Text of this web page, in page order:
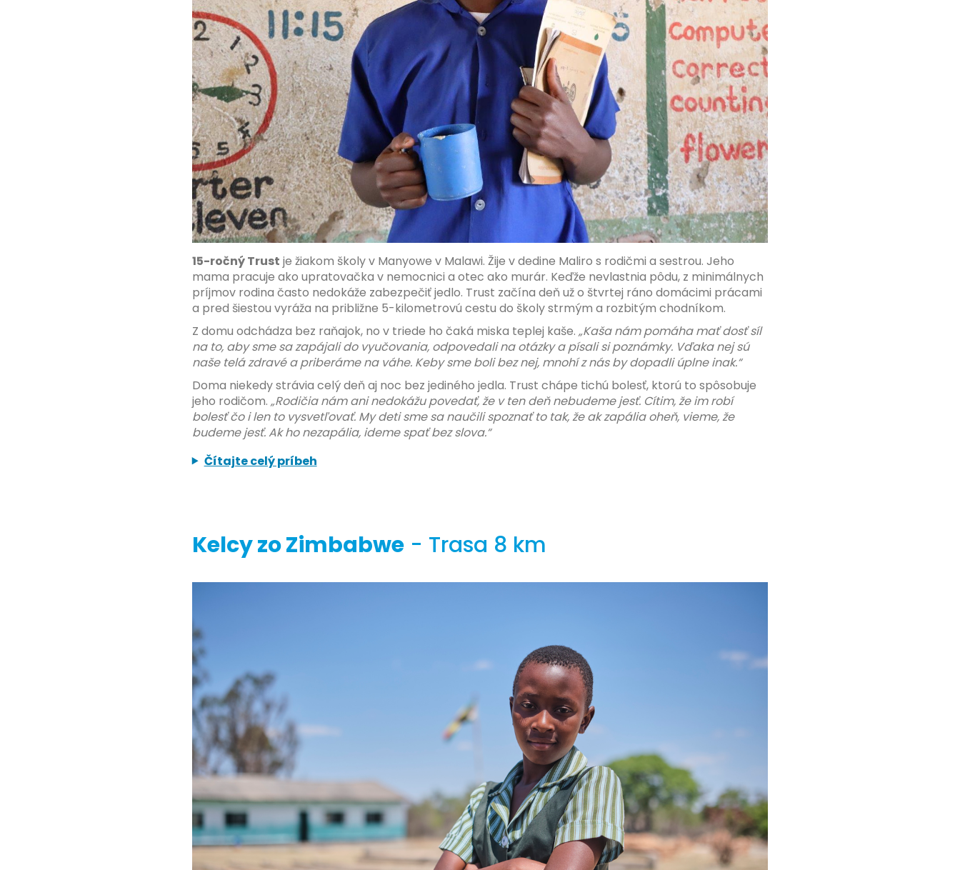
15-ročný Trust je žiakom školy v Manyowe v Malawi. Žije v dedine Maliro s rodičmi a sestrou. Jeho
mama pracuje ako upratovačka v nemocnici a otec ako murár. Keďže nevlastnia pôdu, z minimálnych
príjmov rodina často nedokáže zabezpečiť jedlo. Trust začína deň už o štvrtej ráno domácimi prácami
a pred šiestou vyráža na približne 5-kilometrovú cestu do školy strmým a rozbitým chodníkom.
Z domu odchádza bez raňajok, no v triede ho čaká miska teplej kaše. „Kaša nám pomáha mať dosť síl
na to, aby sme sa zapájali do vyučovania, odpovedali na otázky a písali si poznámky. Vďaka nej sú
naše telá zdravé a priberáme na váhe. Keby sme boli bez nej, mnohí z nás by dopadli úplne inak.“
Doma niekedy strávia celý deň aj noc bez jediného jedla. Trust chápe tichú bolesť, ktorú to spôsobuje
jeho rodičom. „Rodičia nám ani nedokážu povedať, že v ten deň nebudeme jesť. Cítim, že im robí
bolesť čo i len to vysvetľovať. My deti sme sa naučili spoznať to tak, že ak zapália oheň, vieme, že
budeme jesť. Ak ho nezapália, ideme spať bez slova.“
Čítajte celý príbeh
Kelcy zo Zimbabwe- Trasa 8 km